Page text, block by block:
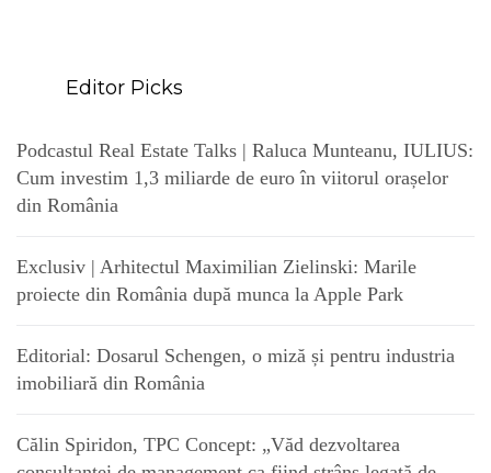
Editor Picks
Podcastul Real Estate Talks | Raluca Munteanu, IULIUS:
Cum investim 1,3 miliarde de euro în viitorul orașelor
din România
Exclusiv | Arhitectul Maximilian Zielinski: Marile
proiecte din România după munca la Apple Park
Editorial: Dosarul Schengen, o miză și pentru industria
imobiliară din România
Călin Spiridon, TPC Concept: „Văd dezvoltarea